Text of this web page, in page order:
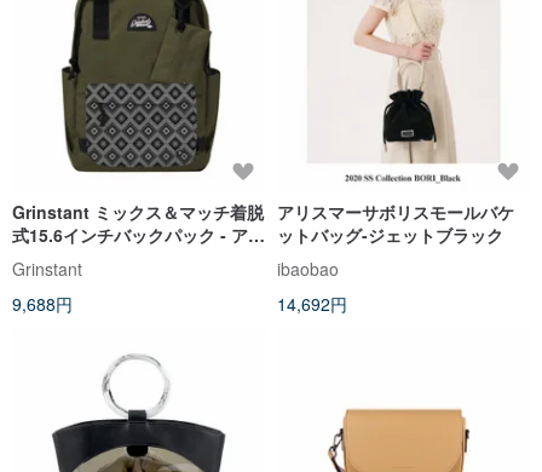
Grinstant ミックス＆マッチ着脱
式15.6インチバックパック - アド
ベンチャーシリーズ (ミリタリー
グリーン×エスニック柄)
Grinstant
9,688円
アリスマーサボリスモールバケ
ットバッグ-ジェットブラック
ibaobao
14,692円